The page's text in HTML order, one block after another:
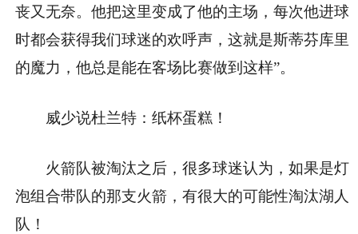
丧又无奈。他把这里变成了他的主场，每次他进球
时都会获得我们球迷的欢呼声，这就是斯蒂芬库里
的魔力，他总是能在客场比赛做到这样”。
威少说杜兰特：纸杯蛋糕！
火箭队被淘汰之后，很多球迷认为，如果是灯
泡组合带队的那支火箭，有很大的可能性淘汰湖人
队！